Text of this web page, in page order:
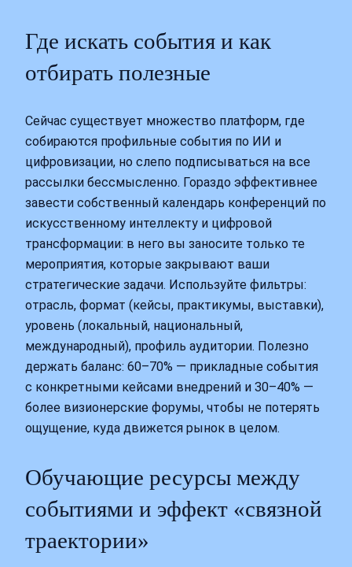
Где искать события и как
отбирать полезные
Сейчас существует множество платформ, где
собираются профильные события по ИИ и
цифровизации, но слепо подписываться на все
рассылки бессмысленно. Гораздо эффективнее
завести собственный календарь конференций по
искусственному интеллекту и цифровой
трансформации: в него вы заносите только те
мероприятия, которые закрывают ваши
стратегические задачи. Используйте фильтры:
отрасль, формат (кейсы, практикумы, выставки),
уровень (локальный, национальный,
международный), профиль аудитории. Полезно
держать баланс: 60–70% — прикладные события
с конкретными кейсами внедрений и 30–40% —
более визионерские форумы, чтобы не потерять
ощущение, куда движется рынок в целом.
Обучающие ресурсы между
событиями и эффект «связной
траектории»